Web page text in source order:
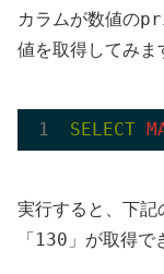
カラムが数値の
値を取得してみま
SELECT
実行すると、下記
「 130 」が取得で